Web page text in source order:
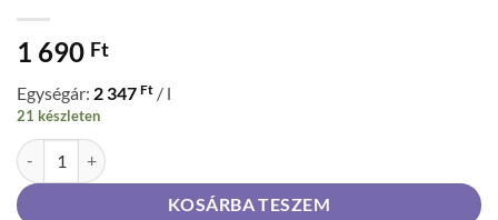
1 690 Ft
Egységár: 2 347 Ft / l
21 készleten
DOVE Creamy Indulge krémtusfürdő 720ml mennyiség
KOSÁRBA TESZEM